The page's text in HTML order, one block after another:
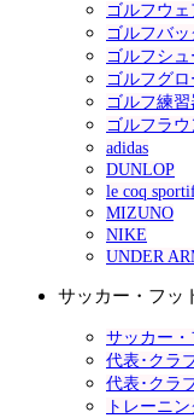
ゴルフウェ
ゴルフバッ
ゴルフシュ
ゴルフグロ
ゴルフ練習
ゴルフラ
adidas
DUNLOP
le coq
MIZUNO
NIKE
UNDER
サッカー・フッ
サッカー
代表･クラ
代表･クラ
トレーニ